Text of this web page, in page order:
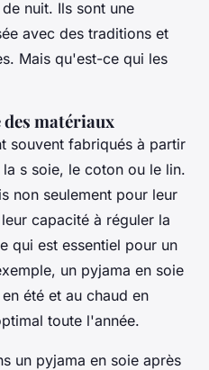
nuit. Ils sont une
avec des traditions et
Mais qu'est-ce qui les
matériaux
souvent fabriqués à partir
s soie, le coton ou le lin.
non seulement pour leur
capacité à réguler la
qui est essentiel pour un
un pyjama en soie
été et au chaud en
toute l'année.
un pyjama en soie après